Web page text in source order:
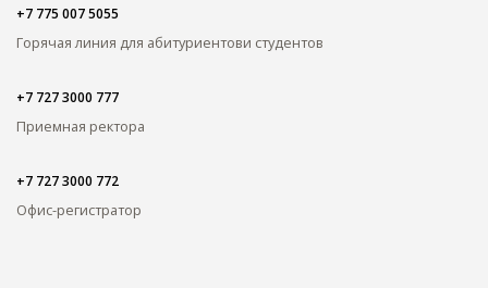
+7 775 007 5055
Горячая линия для абитуриентови студентов
+7 727 3000 777
Приемная ректора
+7 727 3000 772
Офис-регистратор